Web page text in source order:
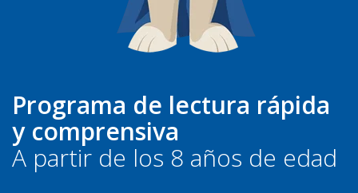
Programa de lectura rápida
y comprensiva
A partir de los 8 años de edad